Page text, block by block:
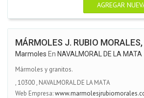
AGREGAR
MÁRMOLES J. RUBIO MORALES,
Marmoles En NAVALMORAL DE LA MATA
Mármoles y granitos.
,10300, NAVALMORAL DE LA MATA
Web Empresa: